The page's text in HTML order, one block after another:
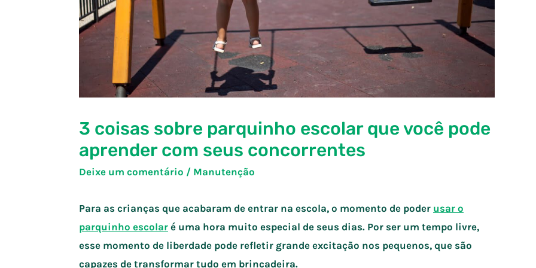
3 coisas sobre parquinho escolar que você pode
aprender com seus concorrentes
Deixe um comentário / Manutenção
Para as crianças que acabaram de entrar na escola, o momento de poder usar o
parquinho escolar é uma hora muito especial de seus dias. Por ser um tempo livre,
esse momento de liberdade pode refletir grande excitação nos pequenos, que são
capazes de transformar tudo em brincadeira.